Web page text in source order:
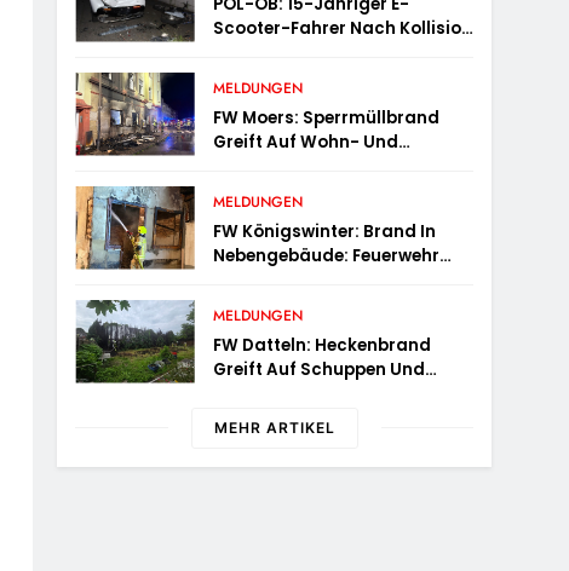
Scooter-Fahrer Nach Kollision
Schwer Verletzt
MELDUNGEN
FW Moers: Sperrmüllbrand
Greift Auf Wohn- Und
MELDUNGEN
FW Königswinter: Brand In
Nebengebäude: Feuerwehr
Wohnhäuser
MELDUNGEN
FW Datteln: Heckenbrand
Greift Auf Schuppen Und
MEHR ARTIKEL